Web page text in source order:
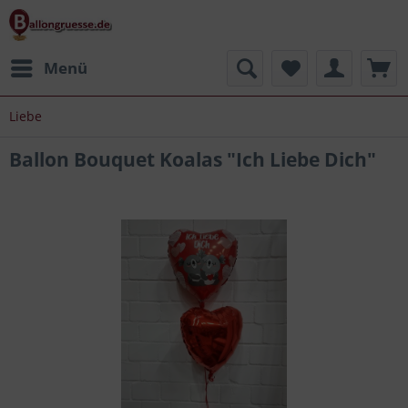
Menü
Liebe
Ballon Bouquet Koalas "Ich Liebe Dich"